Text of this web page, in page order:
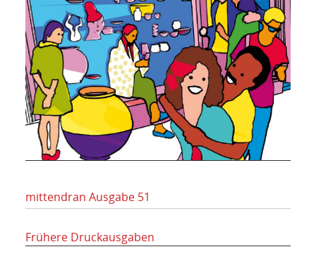
mittendran Ausgabe 51
Frühere Druckausgaben